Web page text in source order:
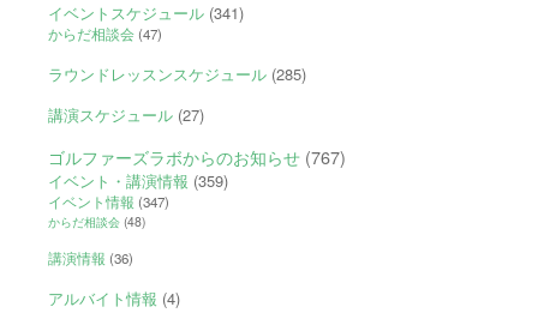
イベントスケジュール(341)
からだ相談会(47)
ラウンドレッスンスケジュール(285)
講演スケジュール(27)
ゴルファーズラボからのお知らせ(767)
イベント・講演情報 (359)
イベント情報 (347)
からだ相談会(48)
講演情報 (36)
アルバイト情報 (4)